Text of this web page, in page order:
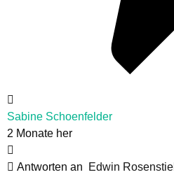
Sabine Schoenfelder
2 Monate her
Antworten an
Edwin Rosenstiel